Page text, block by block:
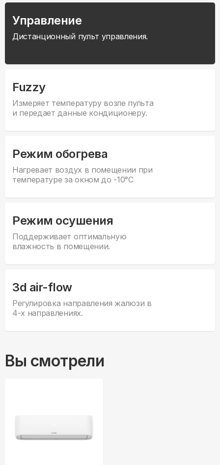
Управление
Дистанционный пульт управления.
Fuzzy
Измеряет температуру возле пульта
и передает данные кондиционеру.
Режим обогрева
Нагревает воздух в помещении при
температуре за окном до -10°С
Режим осушения
Поддерживает оптимальную
влажность в помещении.
3d air-flow
Регулировка направления жалюзи в
4-х направлениях.
Вы смотрели